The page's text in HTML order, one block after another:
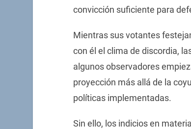
convicción suficiente para
Mientras sus votantes
con él el clima de discordia,
algunos observadores
proyección más allá de la
políticas implementadas.
Sin ello, los indicios en